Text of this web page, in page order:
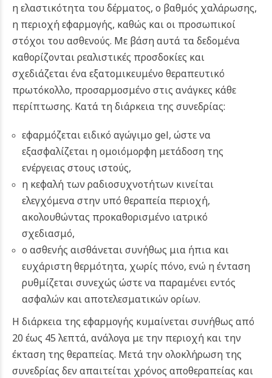
η ελαστικότητα του δέρματος, ο βαθμός χαλάρωσης,
η περιοχή εφαρμογής, καθώς και οι προσωπικοί
στόχοι του ασθενούς. Με βάση αυτά τα δεδομένα
καθορίζονται ρεαλιστικές προσδοκίες και
σχεδιάζεται ένα εξατομικευμένο θεραπευτικό
πρωτόκολλο, προσαρμοσμένο στις ανάγκες κάθε
περίπτωσης. Κατά τη διάρκεια της συνεδρίας:
εφαρμόζεται ειδικό αγώγιμο gel, ώστε να
εξασφαλίζεται η ομοιόμορφη μετάδοση της
ενέργειας στους ιστούς,
η κεφαλή των ραδιοσυχνοτήτων κινείται
ελεγχόμενα στην υπό θεραπεία περιοχή,
ακολουθώντας προκαθορισμένο ιατρικό
σχεδιασμό,
ο ασθενής αισθάνεται συνήθως μια ήπια και
ευχάριστη θερμότητα, χωρίς πόνο, ενώ η ένταση
ρυθμίζεται συνεχώς ώστε να παραμένει εντός
ασφαλών και αποτελεσματικών ορίων.
Η διάρκεια της εφαρμογής κυμαίνεται συνήθως από
20 έως 45 λεπτά, ανάλογα με την περιοχή και την
έκταση της θεραπείας. Μετά την ολοκλήρωση της
συνεδρίας δεν απαιτείται χρόνος αποθεραπείας και